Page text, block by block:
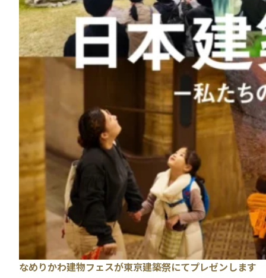
なめりかわ建物フェスが東京建築祭にてプレゼンします